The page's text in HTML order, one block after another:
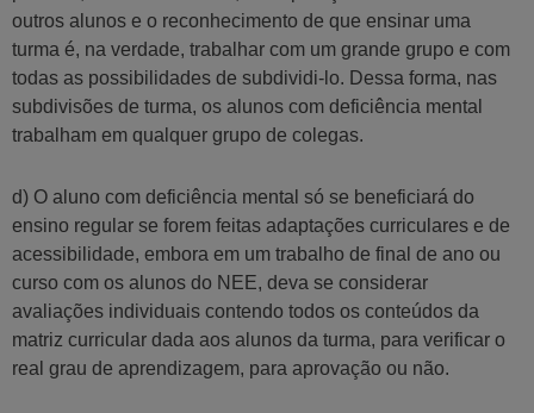
outros alunos e o reconhecimento de que ensinar uma
turma é, na verdade, trabalhar com um grande grupo e com
todas as possibilidades de subdividi-lo. Dessa forma, nas
subdivisões de turma, os alunos com deficiência mental
trabalham em qualquer grupo de colegas.
d) O aluno com deficiência mental só se beneficiará do
ensino regular se forem feitas adaptações curriculares e de
acessibilidade, embora em um trabalho de final de ano ou
curso com os alunos do NEE, deva se considerar
avaliações individuais contendo todos os conteúdos da
matriz curricular dada aos alunos da turma, para verificar o
real grau de aprendizagem, para aprovação ou não.